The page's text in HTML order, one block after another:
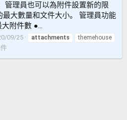
管理員也可以為附件設置新的限
大數量和文件大小。 管理員功能
附件數 ●...
09/25 attachments themehouse